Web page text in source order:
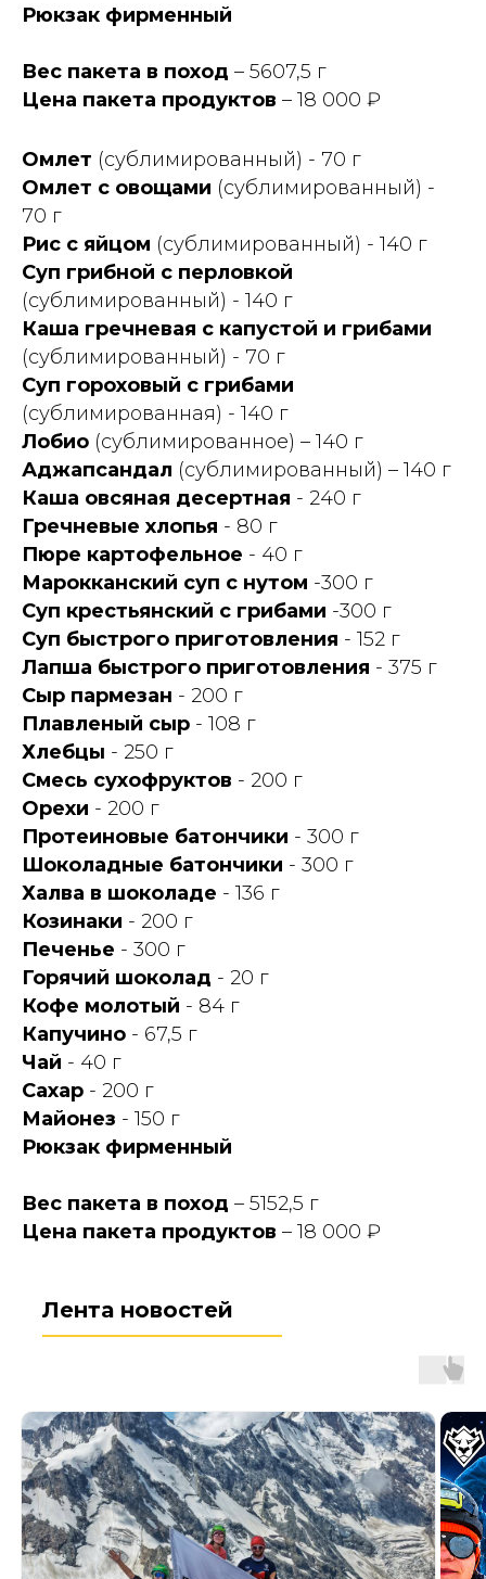
Рюкзак фирменный
Вес пакета в поход – 5607,5 г
Цена пакета продуктов – 18 000 ₽
СКАЧАТЬ МЕНЮ В PDF
Омлет (сублимированный) - 70 г
Омлет с овощами (сублимированный) -
70 г
Рис с яйцом (сублимированный) - 140 г
Суп грибной с перловкой
(сублимированный) - 140 г
Каша гречневая с капустой и грибами
(сублимированный) - 70 г
Суп гороховый с грибами
(сублимированная) - 140 г
Лобио (сублимированное) – 140 г
Аджапсандал (сублимированный) – 140 г
Каша овсяная десертная - 240 г
Гречневые хлопья - 80 г
Пюре картофельное - 40 г
Марокканский суп с нутом -300 г
Суп крестьянский с грибами -300 г
Суп быстрого приготовления - 152 г
Лапша быстрого приготовления - 375 г
Сыр пармезан - 200 г
Плавленый сыр - 108 г
Хлебцы - 250 г
Смесь сухофруктов - 200 г
Орехи - 200 г
Протеиновые батончики - 300 г
Шоколадные батончики - 300 г
Халва в шоколаде - 136 г
Козинаки - 200 г
Печенье - 300 г
Горячий шоколад - 20 г
Кофе молотый - 84 г
Капучино - 67,5 г
Чай - 40 г
Сахар - 200 г
Майонез - 150 г
Рюкзак фирменный
Вес пакета в поход – 5152,5 г
Цена пакета продуктов – 18 000 ₽
СКАЧАТЬ МЕНЮ В PDF
Лента новостей